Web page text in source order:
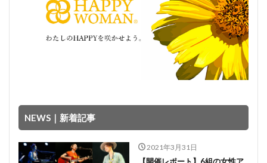
NEWS｜新着記事
2021年3月31日